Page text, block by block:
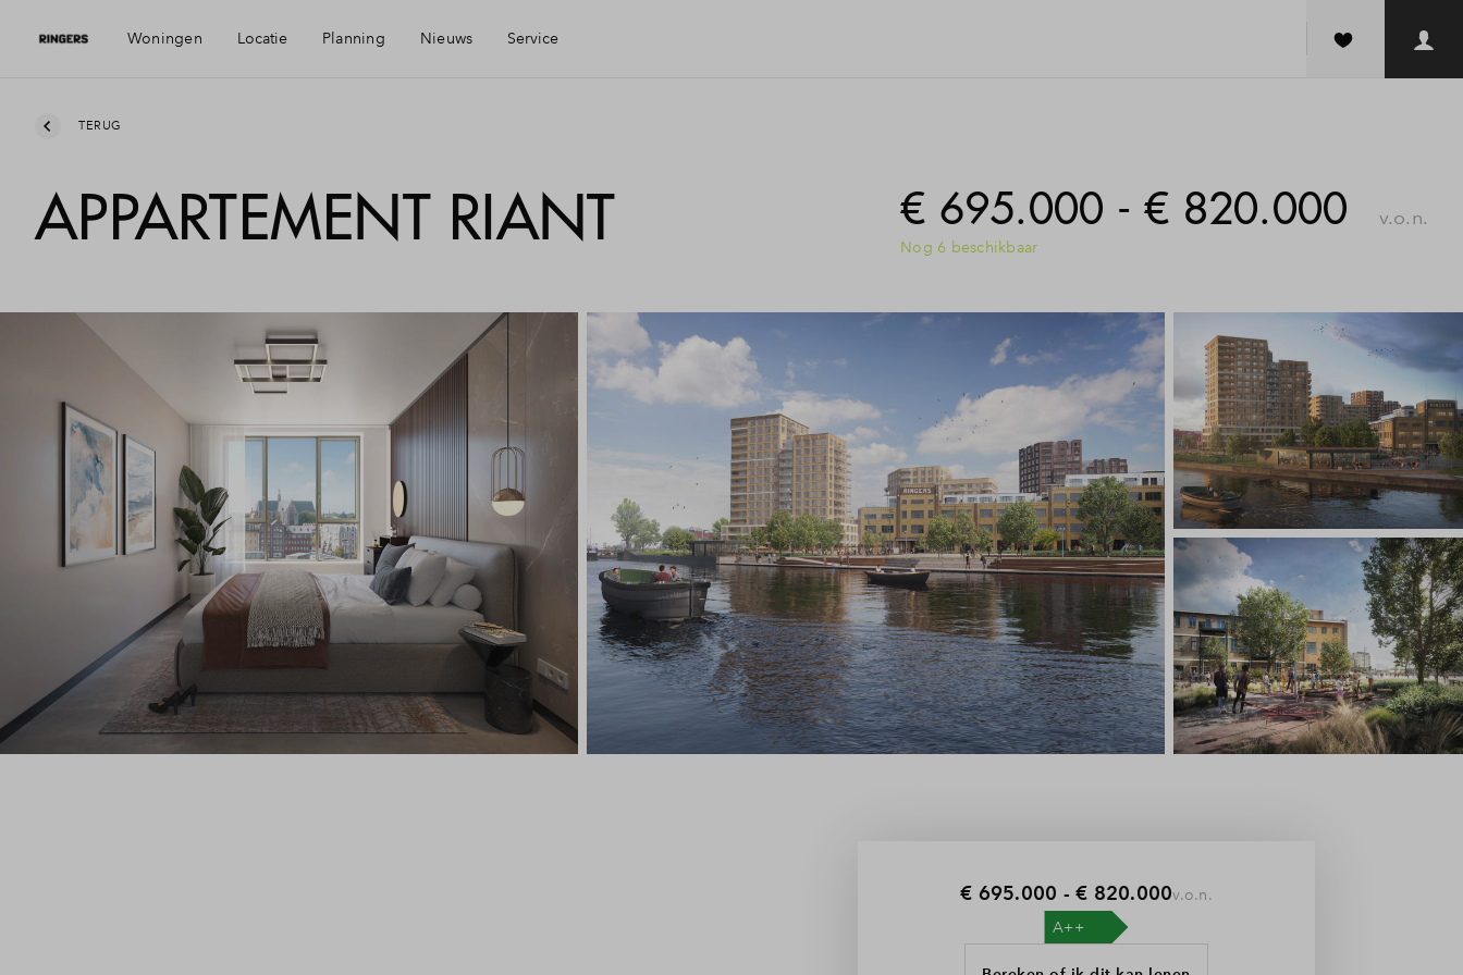
Woningen Locatie
Bereikbaarheid
Geschiedenis
Alkmaar
Planning Nieuws Service
Financiele check
Toewijzing
Woning kopen
Veelgestelde vragen
Contact
TERUG
APPARTEMENT RIANT € 695.000 - € 820.000 v.o.n.
Nog 6 beschikbaar
€ 695.000 - € 820.000v.o.n.